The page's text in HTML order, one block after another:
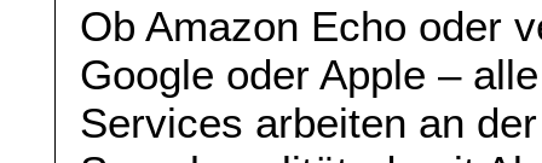
Ob Amazon Echo oder
Google oder Apple –
Services arbeiten an